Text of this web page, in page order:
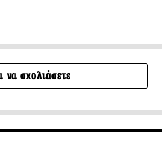
να σχολιάσετε